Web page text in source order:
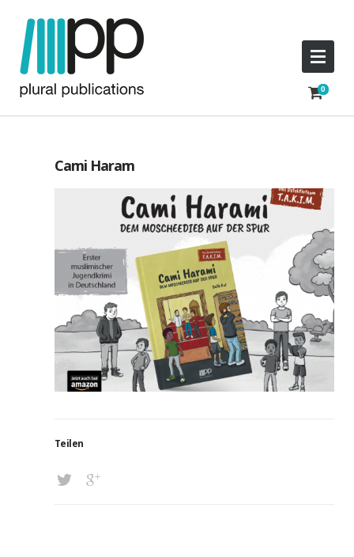
Cami Haram
Teilen